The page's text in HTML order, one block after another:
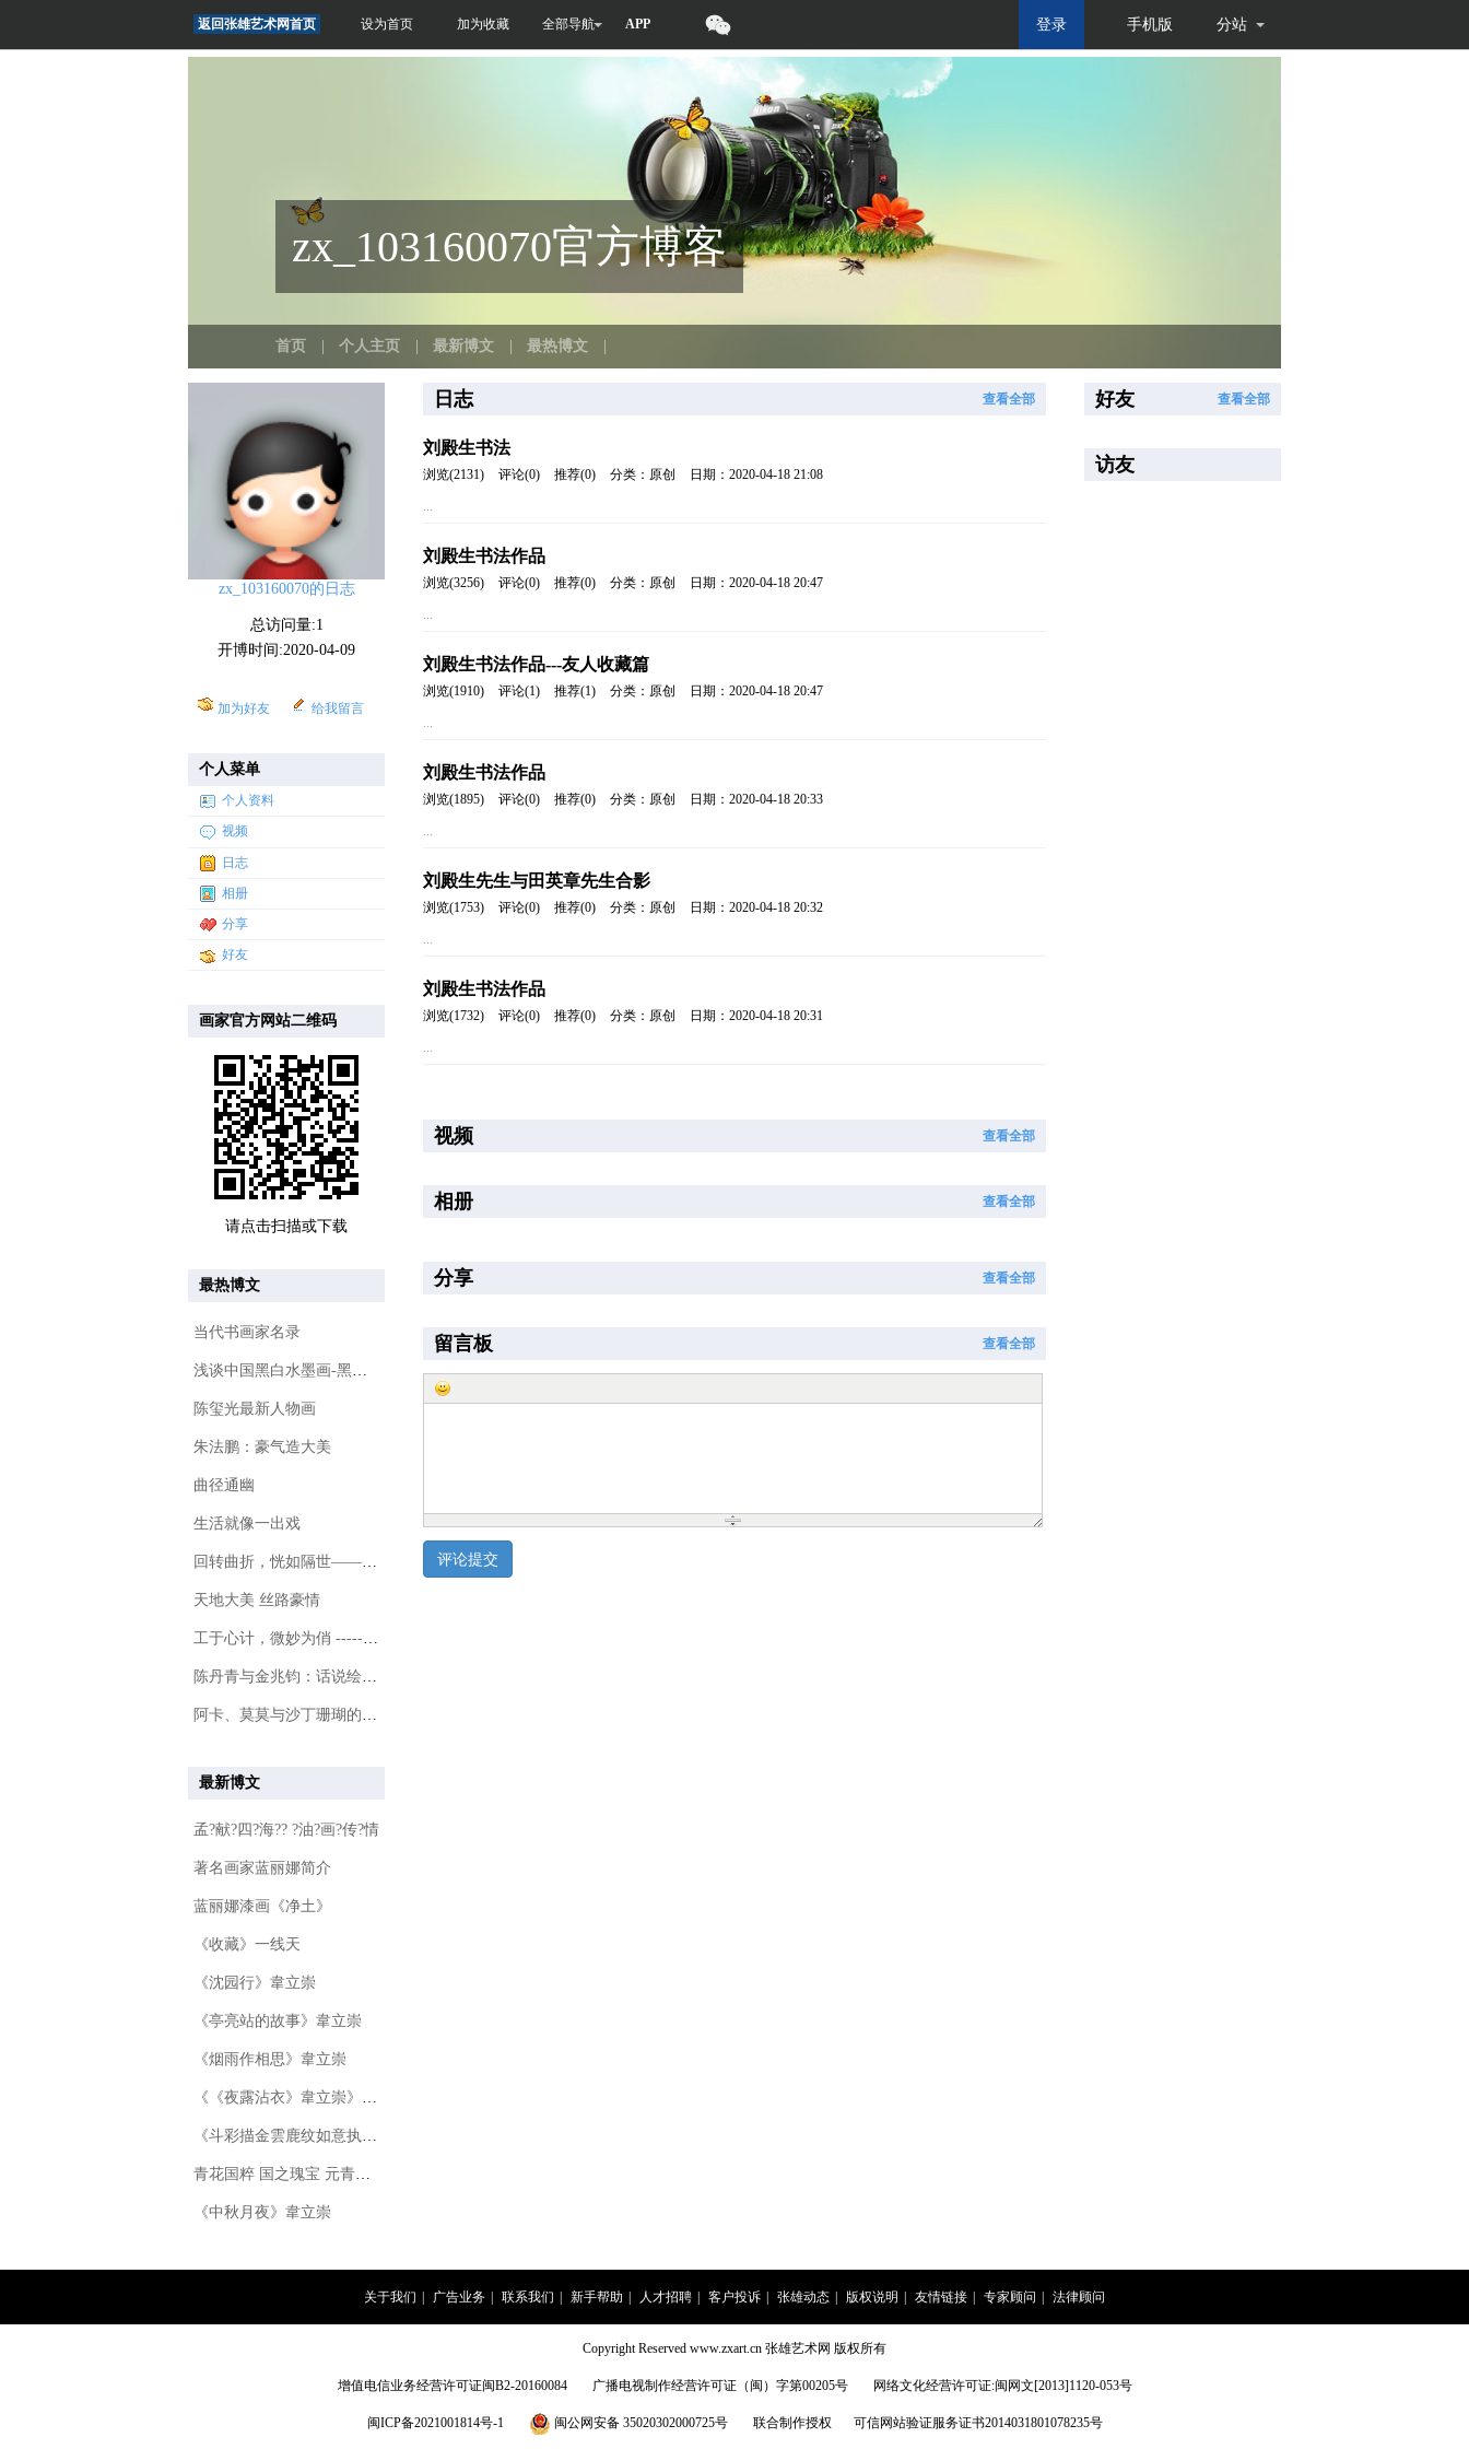
返回张雄艺术网首页 设为首页 加为收藏 全部导航 APP 分站
手机版
登录
zx_103160070官方博客
首页 个人主页 最新博文 最热博文
zx_103160070的日志
总访问量:1
开博时间:2020-04-09
加为好友 给我留言
个人菜单
个人资料
视频
日志
相册
分享
好友
画家官方网站二维码
请点击扫描或下载
最热博文
当代书画家名录
陈玺光最新人物画
朱法鹏：豪气造大美
曲径通幽
生活就像一出戏
天地大美 丝路豪情
最新博文
孟?献?四?海?? ?油?画?传?情
著名画家蓝丽娜简介
蓝丽娜漆画《净土》
《收藏》一线天
《沈园行》韋立崇
《亭亮站的故事》韋立崇
《烟雨作相思》韋立崇
《中秋月夜》韋立崇
查看全部
日志
刘殿生书法
浏览(2131) 评论(0) 推荐(0) 分类：原创 日期：2020-04-18 21:08
...
刘殿生书法作品
浏览(3256) 评论(0) 推荐(0) 分类：原创 日期：2020-04-18 20:47
...
刘殿生书法作品---友人收藏篇
浏览(1910) 评论(1) 推荐(1) 分类：原创 日期：2020-04-18 20:47
...
刘殿生书法作品
浏览(1895) 评论(0) 推荐(0) 分类：原创 日期：2020-04-18 20:33
...
刘殿生先生与田英章先生合影
浏览(1753) 评论(0) 推荐(0) 分类：原创 日期：2020-04-18 20:32
...
刘殿生书法作品
浏览(1732) 评论(0) 推荐(0) 分类：原创 日期：2020-04-18 20:31
...
查看全部
视频
查看全部
相册
查看全部
分享
查看全部
留言板
查看全部
好友
访友
关于我们 | 广告业务 | 联系我们 | 新手帮助 | 人才招聘 | 客户投诉 | 张雄动态 | 版权说明 | 友情链接 | 专家顾问 | 法律顾问
Copyright Reserved www.zxart.cn 张雄艺术网 版权所有
增值电信业务经营许可证闽B2-20160084 广播电视制作经营许可证（闽）字第00205号 网络文化经营许可证:闽网文[2013]1120-053号
闽ICP备2021001814号-1 闽公网安备 35020302000725号 联合制作授权 可信网站验证服务证书2014031801078235号